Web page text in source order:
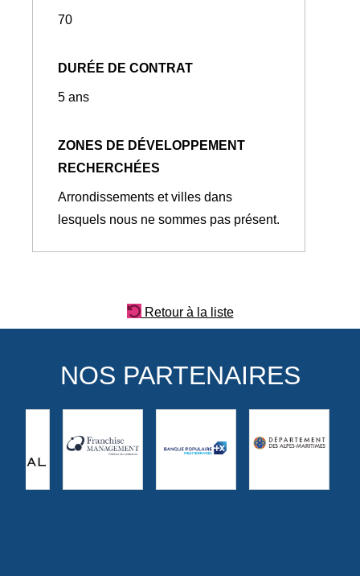
70
DURÉE DE CONTRAT
5 ans
ZONES DE DÉVELOPPEMENT
RECHERCHÉES
Arrondissements et villes dans
lesquels nous ne sommes pas présent.
Retour à la liste
NOS PARTENAIRES